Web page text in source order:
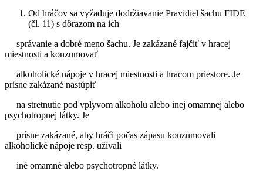
Od hráčov sa vyžaduje dodržiavanie Pravidiel šachu FIDE
(čl. 11) s dôrazom na ich
správanie a dobré meno šachu. Je zakázané fajčiť v hracej
miestnosti a konzumovať
alkoholické nápoje v hracej miestnosti a hracom priestore. Je
prísne zakázané nastúpiť
na stretnutie pod vplyvom alkoholu alebo inej omamnej alebo
psychotropnej látky. Je
prísne zakázané, aby hráči počas zápasu konzumovali
alkoholické nápoje resp. užívali
iné omamné alebo psychotropné látky.